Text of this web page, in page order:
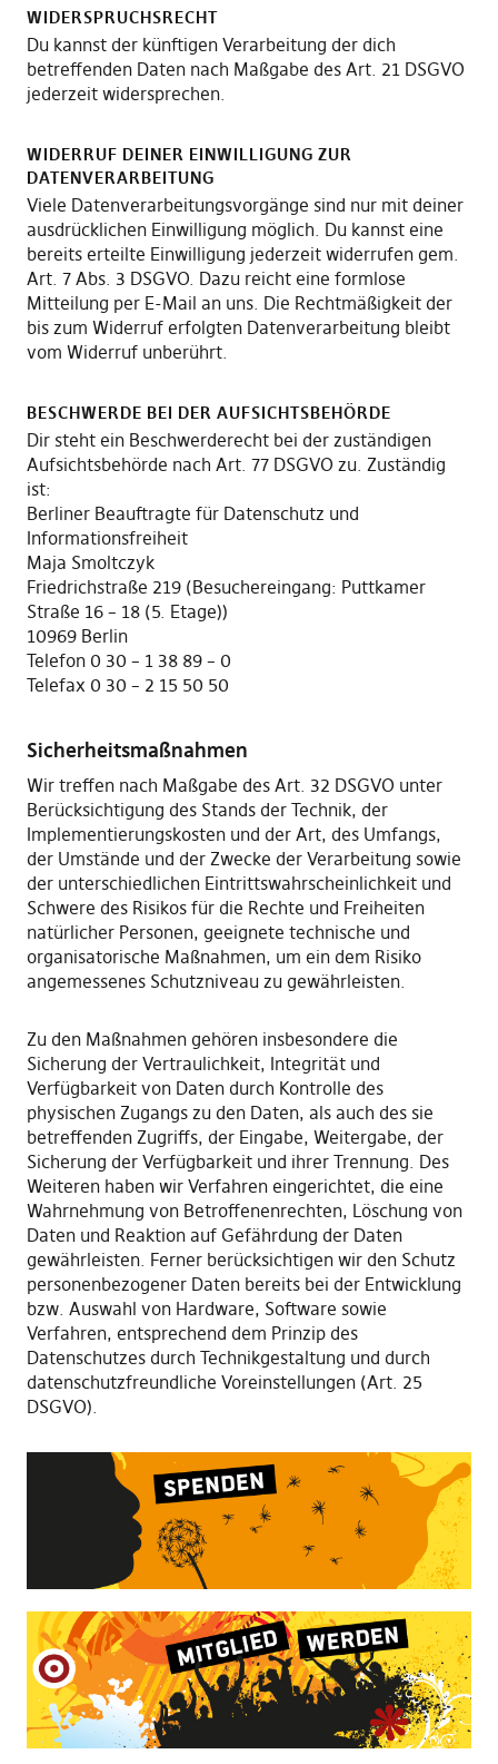
WIDERSPRUCHSRECHT
Du kannst der künftigen Verarbeitung der dich
betreffenden Daten nach Maßgabe des Art. 21 DSGVO
jederzeit widersprechen.
WIDERRUF DEINER EINWILLIGUNG ZUR
DATENVERARBEITUNG
Viele Datenverarbeitungsvorgänge sind nur mit deiner
ausdrücklichen Einwilligung möglich. Du kannst eine
bereits erteilte Einwilligung jederzeit widerrufen gem.
Art. 7 Abs. 3 DSGVO. Dazu reicht eine formlose
Mitteilung per E-Mail an uns. Die Rechtmäßigkeit der
bis zum Widerruf erfolgten Datenverarbeitung bleibt
vom Widerruf unberührt.
BESCHWERDE BEI DER AUFSICHTSBEHÖRDE
Dir steht ein Beschwerderecht bei der zuständigen
Aufsichtsbehörde nach Art. 77 DSGVO zu. Zuständig
ist:
Berliner Beauftragte für Datenschutz und
Informationsfreiheit
Maja Smoltczyk
Friedrichstraße 219 (Besuchereingang: Puttkamer
Straße 16 – 18 (5. Etage))
10969 Berlin
Telefon 0 30 – 1 38 89 – 0
Telefax 0 30 – 2 15 50 50
Sicherheitsmaßnahmen
Wir treffen nach Maßgabe des Art. 32 DSGVO unter
Berücksichtigung des Stands der Technik, der
Implementierungskosten und der Art, des Umfangs,
der Umstände und der Zwecke der Verarbeitung sowie
der unterschiedlichen Eintrittswahrscheinlichkeit und
Schwere des Risikos für die Rechte und Freiheiten
natürlicher Personen, geeignete technische und
organisatorische Maßnahmen, um ein dem Risiko
angemessenes Schutzniveau zu gewährleisten.
Zu den Maßnahmen gehören insbesondere die
Sicherung der Vertraulichkeit, Integrität und
Verfügbarkeit von Daten durch Kontrolle des
physischen Zugangs zu den Daten, als auch des sie
betreffenden Zugriffs, der Eingabe, Weitergabe, der
Sicherung der Verfügbarkeit und ihrer Trennung. Des
Weiteren haben wir Verfahren eingerichtet, die eine
Wahrnehmung von Betroffenenrechten, Löschung von
Daten und Reaktion auf Gefährdung der Daten
gewährleisten. Ferner berücksichtigen wir den Schutz
personenbezogener Daten bereits bei der Entwicklung
bzw. Auswahl von Hardware, Software sowie
Verfahren, entsprechend dem Prinzip des
Datenschutzes durch Technikgestaltung und durch
datenschutzfreundliche Voreinstellungen (Art. 25
DSGVO).